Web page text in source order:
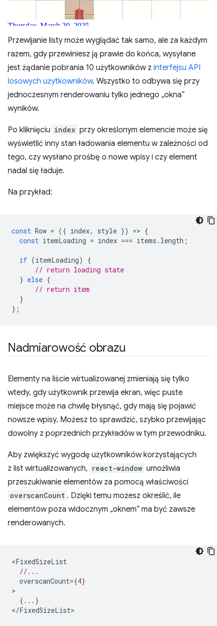
Przewijanie listy może wyglądać tak samo, ale za każdym
razem, gdy przewiniesz ją prawie do końca, wysyłane
jest żądanie pobrania 10 użytkowników z interfejsu API
losowych użytkowników. Wszystko to odbywa się przy
jednoczesnym renderowaniu tylko jednego „okna”
wyników.
Po kliknięciu index przy określonym elemencie może się
wyświetlić inny stan ładowania elementu w zależności od
tego, czy wysłano prośbę o nowe wpisy i czy element
nadal się ładuje.
Na przykład:
const Row = ({ index, style }) => {
const itemLoading = index === items . length ;
if (itemLoading)
{
// return loading state
} else {
// return item
}
};
Nadmiarowość obrazu
Elementy na liście wirtualizowanej zmieniają się tylko
wtedy, gdy użytkownik przewija ekran, więc puste
miejsce może na chwilę błysnąć, gdy mają się pojawić
nowsze wpisy. Możesz to sprawdzić, szybko przewijając
dowolny z poprzednich przykładów w tym przewodniku.
Aby zwiększyć wygodę użytkowników korzystających
z list wirtualizowanych, react-window umożliwia
przeszukiwanie elementów za pomocą właściwości
overscanCount . Dzięki temu możesz określić, ile
elementów poza widocznym „oknem” ma być zawsze
renderowanych.
<FixedSizeList
//...
overscanCount={4}
{...}
</FixedSizeList